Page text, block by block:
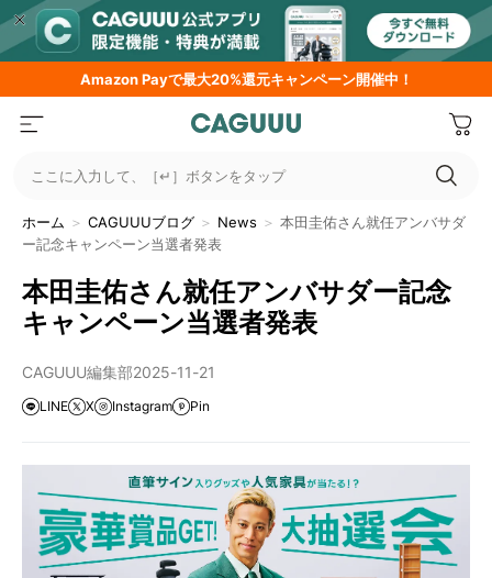
AmazonPayで最大20%還元キャンペーン開催中！
ここに入力して、［↵］ボタンをタップ
ホーム ＞ CAGUUUブログ ＞ News ＞ 本田圭佑さん就任アンバサダ
ー記念キャンペーン当選者発表
本田圭佑さん就任アンバサダー記念
キャンペーン当選者発表
CAGUUU編集部2025-11-21
LINE X Instagram Pin